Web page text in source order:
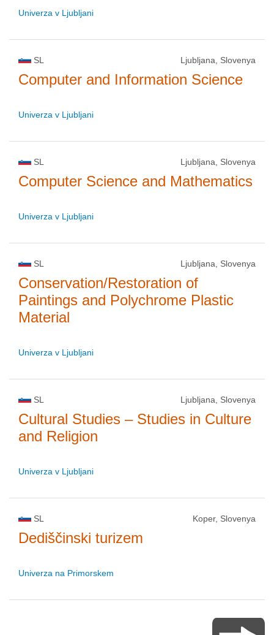
Univerza v Ljubljani
SL Ljubljana, Slovenya
Computer and Information Science
Univerza v Ljubljani
SL Ljubljana, Slovenya
Computer Science and Mathematics
Univerza v Ljubljani
SL Ljubljana, Slovenya
Conservation/Restoration of
Paintings and Polychrome Plastic
Material
Univerza v Ljubljani
SL Ljubljana, Slovenya
Cultural Studies – Studies in Culture
and Religion
Univerza v Ljubljani
SL Koper, Slovenya
Dediščinski turizem
Univerza na Primorskem